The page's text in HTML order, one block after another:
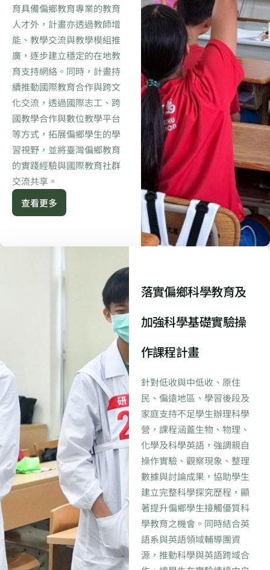
育具備偏鄉教育專業的教育
人才外，計畫亦透過教師增
能、教學交流與教學模組推
廣，逐步建立穩定的在地教
育支持網絡。同時，計畫持
續推動國際教育合作與跨文
化交流，透過國際志工、跨
國教學合作與數位教學平台
等方式，拓展偏鄉學生的學
習視野，並將臺灣偏鄉教育
的實踐經驗與國際教育社群
交流共享。
查看更多
落實偏鄉科學教育及
加強科學基礎實驗操
作課程計畫
針對低收與中低收、原住
民、偏遠地區、學習後段及
家庭支持不足學生辦理科學
營，課程涵蓋生物、物理、
化學及科學英語，強調親自
操作實驗、觀察現象、整理
數據與討論成果，協助學生
建立完整科學探究歷程，顯
著提升偏鄉學生接觸優質科
學教育之機會。同時結合英
語系與英語領域輔導團資
源，推動科學與英語跨域合